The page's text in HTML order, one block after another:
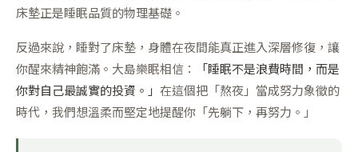
床墊正是睡眠品質的物理基礎。
反過來說，睡對了床墊，身體在夜間能真正進入深層修復，讓
你醒來精神飽滿。大島樂眠相信：
「睡眠不是浪費時間，而是
你對自己最誠實的投資。」 在這個把「熬夜」當成努力象徵的
時代，我們想溫柔而堅定地提醒你「先躺下，再努力。」